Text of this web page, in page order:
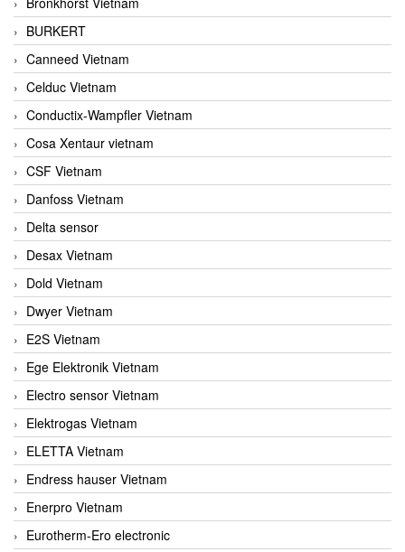
BURKERT
Canneed Vietnam
Celduc Vietnam
Conductix-Wampfler Vietnam
Cosa Xentaur vietnam
CSF Vietnam
Danfoss Vietnam
Delta sensor
Desax Vietnam
Dold Vietnam
Dwyer Vietnam
E2S Vietnam
Ege Elektronik Vietnam
Electro sensor Vietnam
Elektrogas Vietnam
ELETTA Vietnam
Endress hauser Vietnam
Enerpro Vietnam
Eurotherm-Ero electronic